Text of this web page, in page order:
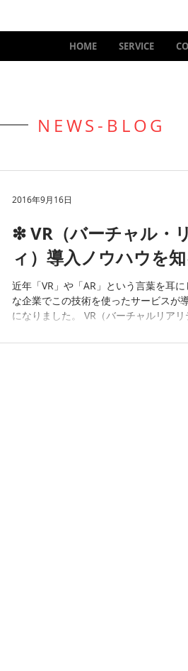
HOME SERVICE
NEWS-BLOG
❇︎ VR（バーチャル・
ィ）導入ノウハウを
近年「VR」や「AR」という言葉を耳に
な企業でこの技術を使ったサービスが
になりました。 VR（バーチャルリアリ
可能にする技術です。ヘッドマウント
2016年9月16日